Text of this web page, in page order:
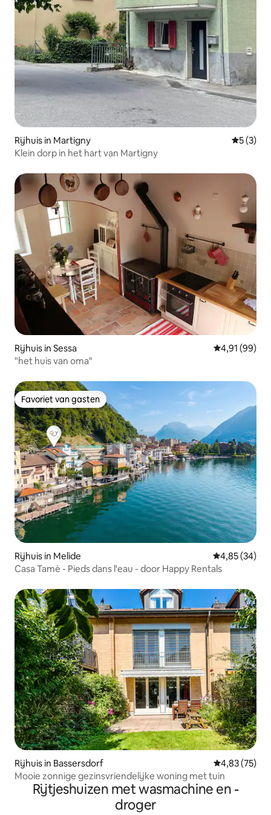
Rijhuis in Martigny
5 (3)
Klein dorp in het hart van Martigny
Rijhuis in Sessa Gemiddelde
4,91 (99)
"het huis van oma"
Favoriet van gasten
Favoriet van gasten
Rijhuis in Melide Gemiddelde
4,85 (34)
Casa Tamè - Pieds dans l'eau - door Happy Rentals
Rijhuis in Bassersdorf Gemiddelde
4,83 (75)
Mooie zonnige gezinsvriendelijke woning met tuin
Rijtjeshuizen met wasmachine en -
droger